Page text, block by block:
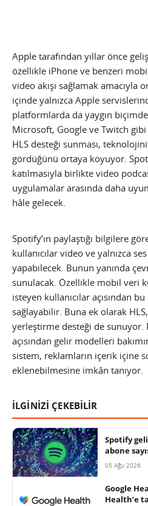
Apple tarafından yıllar önce
özellikle iPhone ve benzeri
video akışı sağlamak amacıyla
içinde yalnızca Apple
platformlarda da yaygın
Microsoft, Google ve Twitch
HLS desteği sunması,
gördüğünü ortaya koyuyor.
katılmasıyla birlikte video
uygulamalar arasında daha
hâle gelecek.
Spotify’ın paylaştığı bilgilere
kullanıcılar video ve yalnızca
yapabilecek. Bunun yanında
sunulacak. Özellikle mobil veri
isteyen kullanıcılar açısından
sağlayabilir. Buna ek olarak
yerleştirme desteği de sunuyor.
açısından gelir modelleri
sistem, reklamların içerik içine
eklenebilmesine imkân tanıyor.
İLGİNİZİ ÇEKEBİLİR
Spotify
abone
05 Ağu 2026
Google
Health’e